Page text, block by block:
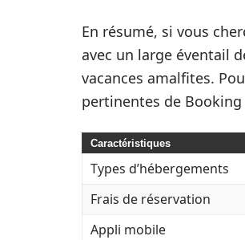
En résumé, si vous
avec un large éventail
vacances amalfites.
pertinentes de Booking
Caractéristiques
Types d’hébergements
Frais de réservation
Appli mobile